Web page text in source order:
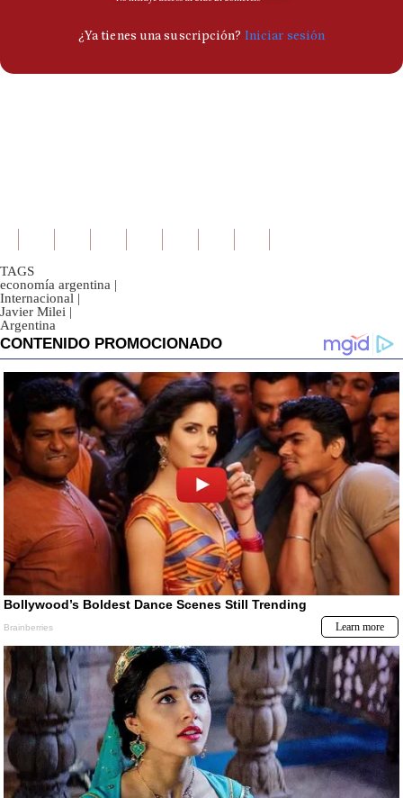
TAGS
economía argentina |
Internacional |
Javier Milei |
Argentina